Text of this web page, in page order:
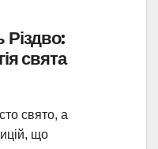
Різдво:
свята
свято, а
що